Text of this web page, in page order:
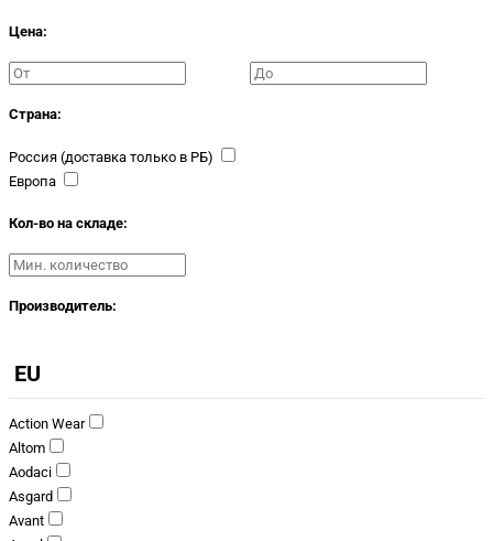
Цена:
Страна:
Россия (доставка только в РБ)
Европа
Кол-во на складе:
Производитель:
EU
Action Wear
Altom
Aodaci
Asgard
Avant